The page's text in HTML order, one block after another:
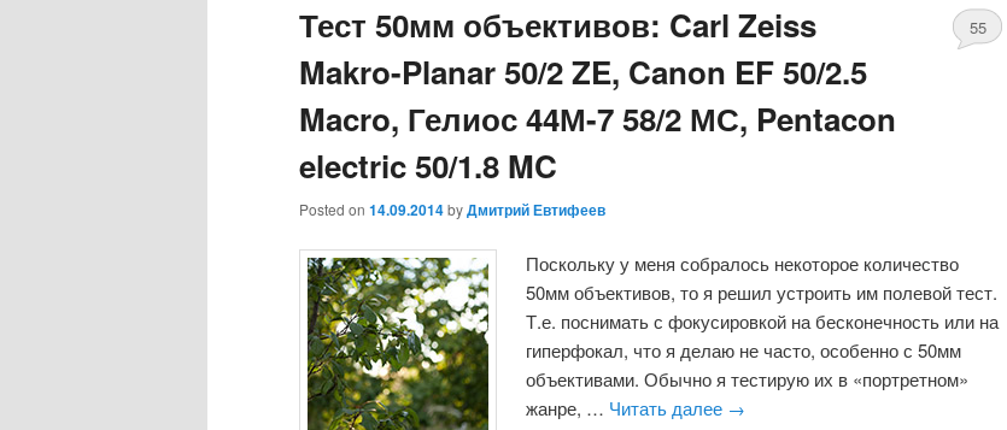
Тест 50мм объективов: Carl Zeiss
Makro-Planar 50/2 ZE, Canon EF 50/2.5
Macro, Гелиос 44М-7 58/2 МС, Pentacon
electric 50/1.8 MC
Posted on 14.09.2014byДмитрий Евтифеев
55
Поскольку у меня собралось некоторое количество
50мм объективов, то я решил устроить им полевой тест.
Т.е. поснимать с фокусировкой на бесконечность или на
гиперфокал, что я делаю не часто, особенно с 50мм
объективами. Обычно я тестирую их в «портретном»
жанре, … Читать далее →